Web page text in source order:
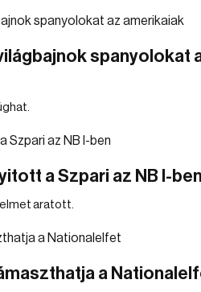
spanyolokat
a Szpari az NB I-
aratott.
a